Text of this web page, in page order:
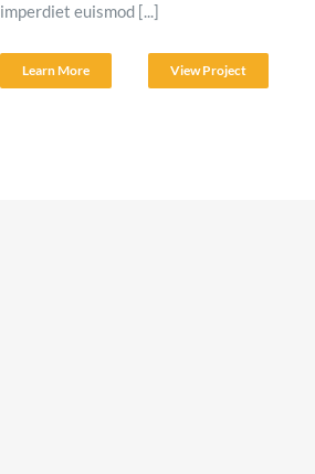
imperdiet euismod [...]
Learn More View Project